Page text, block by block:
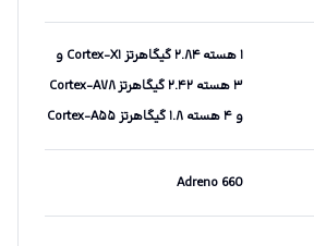
۱ هسته ۲.۸۴ گیگاهرتز Cortex-X۱ و
۳ هسته ۲.۴۲ گیگاهرتز Cortex-A۷۸
و ۴ هسته ۱.۸ گیگاهرتز Cortex-A۵۵
Adreno 660